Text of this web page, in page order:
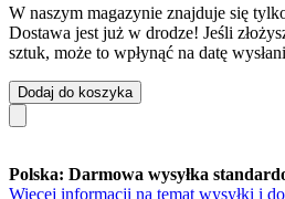
W naszym magazynie znajduje się
Dostawa jest już w drodze! Jeśli
sztuk, może to wpłynąć na datę
Dodaj do koszyka
Polska: Darmowa wysyłka
Więcej informacji na temat wysyłki i